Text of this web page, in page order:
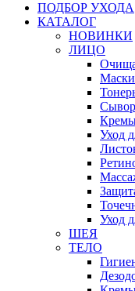
ПОДБОР УХОДА
КАТАЛОГ
НОВИНКИ
ЛИЦО
Уход
Уход
ШЕЯ
ТЕЛО